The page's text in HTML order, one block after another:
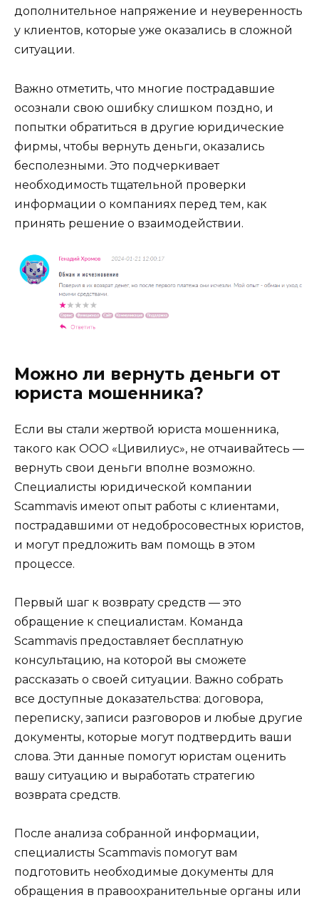
дополнительное напряжение и неуверенность
у клиентов, которые уже оказались в сложной
ситуации.
Важно отметить, что многие пострадавшие
осознали свою ошибку слишком поздно, и
попытки обратиться в другие юридические
фирмы, чтобы вернуть деньги, оказались
бесполезными. Это подчеркивает
необходимость тщательной проверки
информации о компаниях перед тем, как
принять решение о взаимодействии.
Можно ли вернуть деньги от
юриста мошенника?
Если вы стали жертвой юриста мошенника,
такого как ООО «Цивилиус», не отчаивайтесь —
вернуть свои деньги вполне возможно.
Специалисты юридической компании
Scammavis имеют опыт работы с клиентами,
пострадавшими от недобросовестных юристов,
и могут предложить вам помощь в этом
процессе.
Первый шаг к возврату средств — это
обращение к специалистам. Команда
Scammavis предоставляет бесплатную
консультацию, на которой вы сможете
рассказать о своей ситуации. Важно собрать
все доступные доказательства: договора,
переписку, записи разговоров и любые другие
документы, которые могут подтвердить ваши
слова. Эти данные помогут юристам оценить
вашу ситуацию и выработать стратегию
возврата средств.
После анализа собранной информации,
специалисты Scammavis помогут вам
подготовить необходимые документы для
обращения в правоохранительные органы или